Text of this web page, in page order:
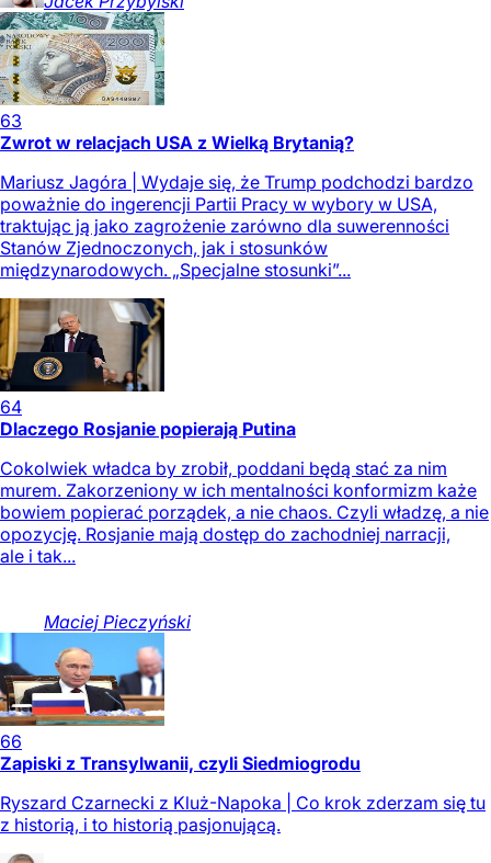
63
Zwrot w relacjach USA z Wielką Brytanią?
Mariusz Jagóra | Wydaje się, że Trump podchodzi bardzo
poważnie do ingerencji Partii Pracy w wybory w USA,
traktując ją jako zagrożenie zarówno dla suwerenności
Stanów Zjednoczonych, jak i stosunków
międzynarodowych. „Specjalne stosunki”...
64
Dlaczego Rosjanie popierają Putina
Cokolwiek władca by zrobił, poddani będą stać za nim
murem. Zakorzeniony w ich mentalności konformizm każe
bowiem popierać porządek, a nie chaos. Czyli władzę, a nie
opozycję. Rosjanie mają dostęp do zachodniej narracji,
ale i tak...
Maciej Pieczyński
66
Zapiski z Transylwanii, czyli Siedmiogrodu
Ryszard Czarnecki z Kluż-Napoka | Co krok zderzam się tu
z historią, i to historią pasjonującą.